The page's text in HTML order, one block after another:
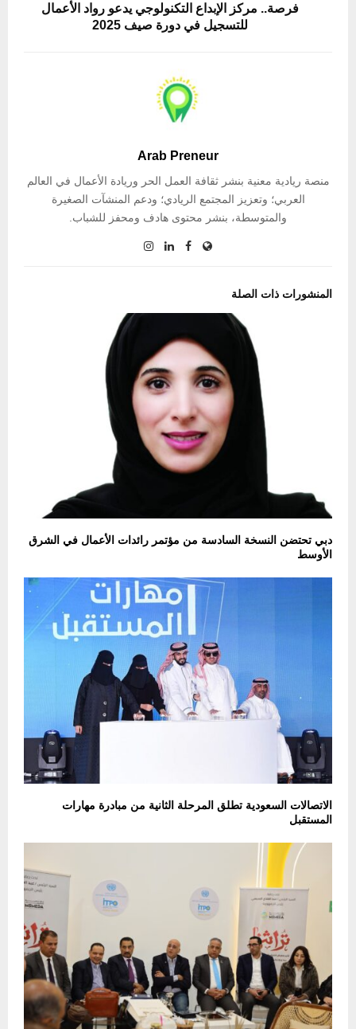
فرصة.. مركز الإبداع التكنولوجي يدعو رواد الأعمال
للتسجيل في دورة صيف 2025
Arab Preneur
منصة ريادية معنية بنشر ثقافة العمل الحر وريادة الأعمال في العالم
العربي؛ وتعزيز المجتمع الريادي؛ ودعم المنشآت الصغيرة
والمتوسطة، بنشر محتوى هادف ومحفز للشباب.
المنشورات ذات الصلة
دبي تحتضن النسخة السادسة من مؤتمر رائدات الأعمال في الشرق
الأوسط
الاتصالات السعودية تطلق المرحلة الثانية من مبادرة مهارات
المستقبل